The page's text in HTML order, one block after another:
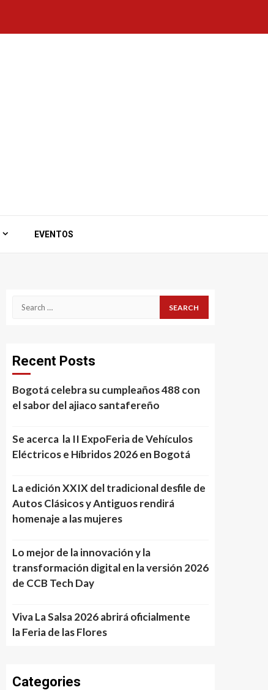
EVENTOS
Search
Recent Posts
Bogotá celebra su cumpleaños 488 con
el sabor del ajiaco santafereño
Se acerca la II ExpoFeria de Vehículos
Eléctricos e Híbridos 2026 en Bogotá
La edición XXIX del tradicional desfile de
Autos Clásicos y Antiguos rendirá
homenaje a las mujeres
Lo mejor de la innovación y la
transformación digital en la versión 2026
de CCB Tech Day
Viva La Salsa 2026 abrirá oficialmente
la Feria de las Flores
Categories